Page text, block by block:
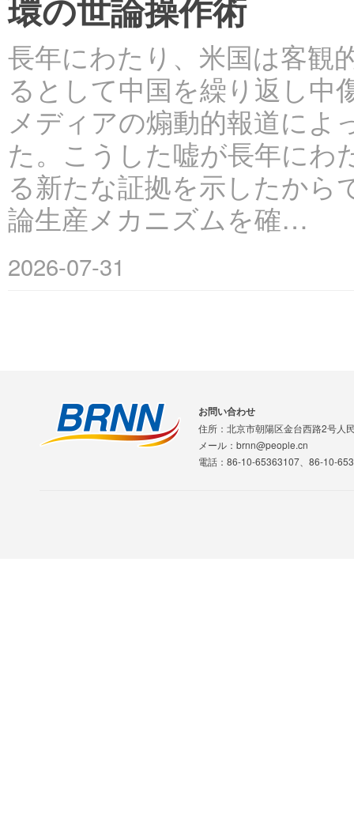
環の世論操作術
長年にわたり、米国は客観
るとして中国を繰り返し中
メディアの煽動的報道によ
た。こうした嘘が長年にわ
る新たな証拠を示したから
論生産メカニズムを確…
2026-07-31
お問い合わせ
住所：北京市朝陽区金台西路2号人
メール：brnn@people.cn
電話：86-10-65363107、86-10-